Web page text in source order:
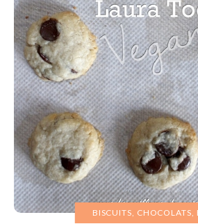
BISCUITS, CHOCOLATS,